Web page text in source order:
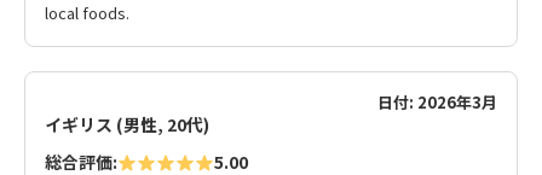
local foods.
日付: 2026年3月
イギリス (男性, 20代)
総合評価:
5.00